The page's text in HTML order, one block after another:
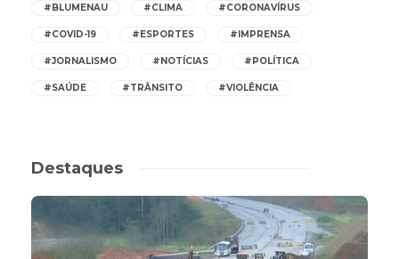
#BLUMENAU #CLIMA #CORONAVÍRUS
#COVID-19 #ESPORTES #IMPRENSA
#JORNALISMO #NOTÍCIAS #POLÍTICA
#SAÚDE #TRÂNSITO #VIOLÊNCIA
Destaques